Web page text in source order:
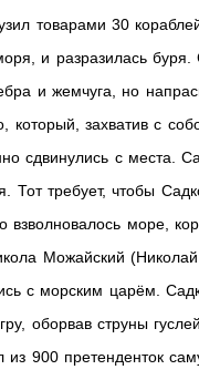
товарами 30
и разразилась
и жемчуга, но
захватив с
сдвинулись с места.
Тот требует, чтобы
взволновалось море,
Можайский
с морским царём.
оборвав струны
из 900 претенденток